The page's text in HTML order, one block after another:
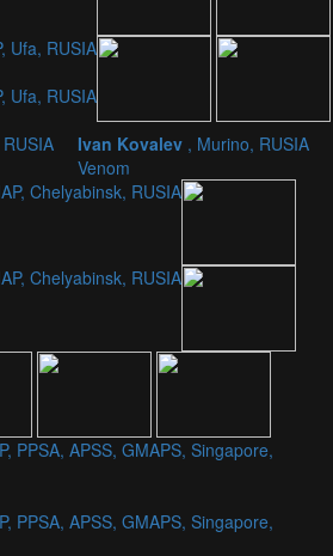
Ufa, RUSIA
Ufa, RUSIA
Ivan Kovalev , Murino, RUSIA
Venom
Chelyabinsk, RUSIA
Chelyabinsk, RUSIA
PPSA, APSS, GMAPS, Singapore,
PPSA, APSS, GMAPS, Singapore,